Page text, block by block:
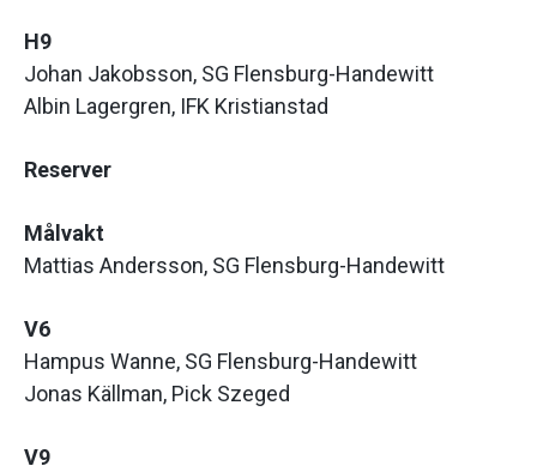
H9
Johan Jakobsson, SG Flensburg-Handewitt
Albin Lagergren, IFK Kristianstad
Reserver
Målvakt
Mattias Andersson, SG Flensburg-Handewitt
V6
Hampus Wanne, SG Flensburg-Handewitt
Jonas Källman, Pick Szeged
V9